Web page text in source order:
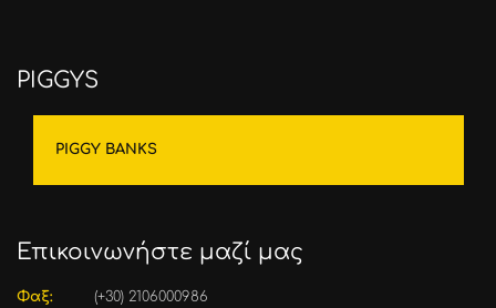
PIGGYS
PIGGY BANKS
Επικοινωνήστε μαζί μας
Φαξ: (+30) 2106000986